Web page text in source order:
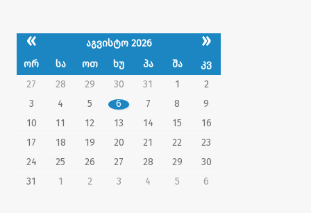
« აგვისტო 2026 »
ორ სა ოთ ხუ პა შა
კვ
27
28 29 30 31 1
2
3
4 5 6 7 8
9
10
11 12 13 14 15
16
17
18 19 20 21 22
23
24
25 26 27 28 29
30
31
1 2 3 4 5 6